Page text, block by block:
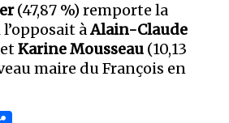
(47,87 %) remporte la
àAlain-Claude
Karine Mousseau (10,13
maire du François en